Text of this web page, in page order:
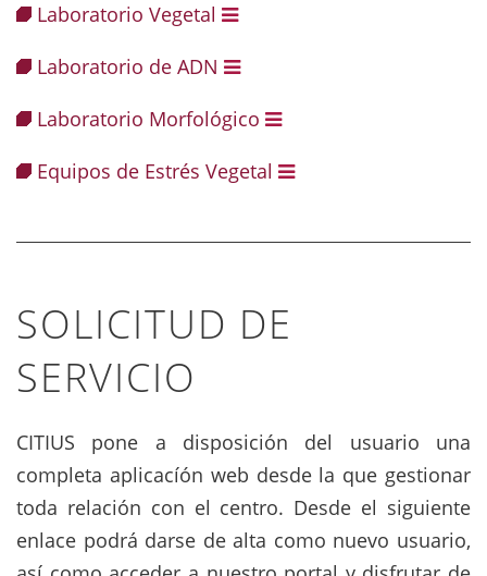
Laboratorio Vegetal
Laboratorio de ADN
Laboratorio Morfológico
Equipos de Estrés Vegetal
SOLICITUD DE
SERVICIO
CITIUS pone a disposición del usuario una
completa aplicacíón web desde la que gestionar
toda relación con el centro. Desde el siguiente
enlace podrá darse de alta como nuevo usuario,